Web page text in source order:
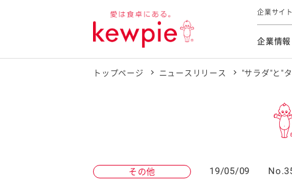
企業サイト
企業情報
トップメッ
市販用
食育活動方針
食をテーマに
トップメッ
持続可能な
品質と安全
イニシアチ
本部長メッ
個人投
IRよく
免責事項
その他 19/05/09
トップページ ニュースリリース "サラダ"と"